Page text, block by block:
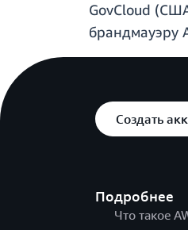
GovCloud
брандмауэру
Создать
Подробнее
Что такое